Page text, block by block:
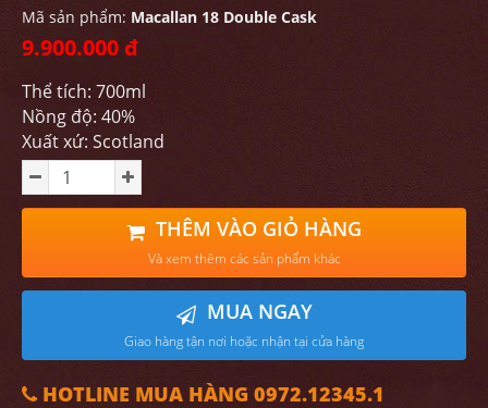
Mã sản phẩm: Macallan 18 Double Cask
9.900.000 đ
Thể tích: 700ml
Nồng độ: 40%
Xuất xứ: Scotland
THÊM VÀO GIỎ HÀNG
Và xem thêm các sản phẩm khác
MUA NGAY
Giao hàng tận nơi hoặc nhận tại cửa hàng
HOTLINE MUA HÀNG 0972.12345.1